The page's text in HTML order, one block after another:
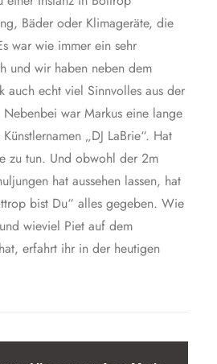
Bäder oder Klimageräte, die
war wie immer ein sehr
und wir haben neben dem
auch echt viel Sinnvolles aus der
war Markus eine lange
„DJ LaBrie“. Hat
zu tun. Und obwohl der 2m
hat aussehen lassen, hat
bist Du“ alles gegeben. Wie
wieviel Piet auf dem
erfahrt ihr in der heutigen